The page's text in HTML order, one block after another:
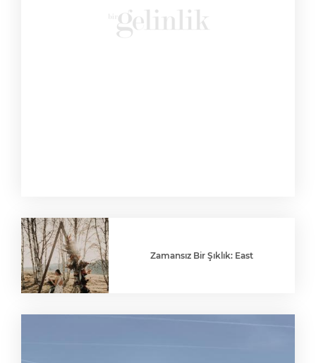
Zamansız Bir Şıklık: East